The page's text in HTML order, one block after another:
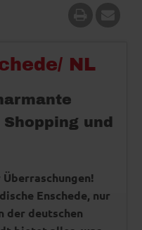
NL
und
Enschede, nur
der deutschen